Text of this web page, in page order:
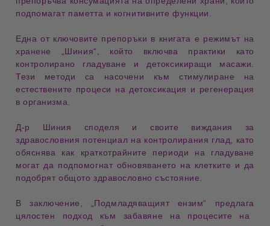
подпомагат паметта и когнитивните функции.
Една от ключовите препоръки в книгата е режимът на
хранене „Шиния“
, който включва практики като
контролирано гладуване и детоксикиращи масажи.
Тези методи са насочени към стимулиране на
естествените процеси на детоксикация и регенерация
в организма.
Д-р Шиния споделя и своите виждания за
здравословния потенциал на контролирания глад , като
обяснява как краткотрайните периоди на гладуване
могат да подпомогнат обновяването на клетките и да
подобрят общото здравословно състояние.
В заключение, „Подмладяващият ензим“ предлага
цялостен подход към забавяне на процесите на